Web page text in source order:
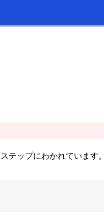
テップにわかれています。